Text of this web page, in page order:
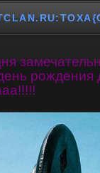
рождения